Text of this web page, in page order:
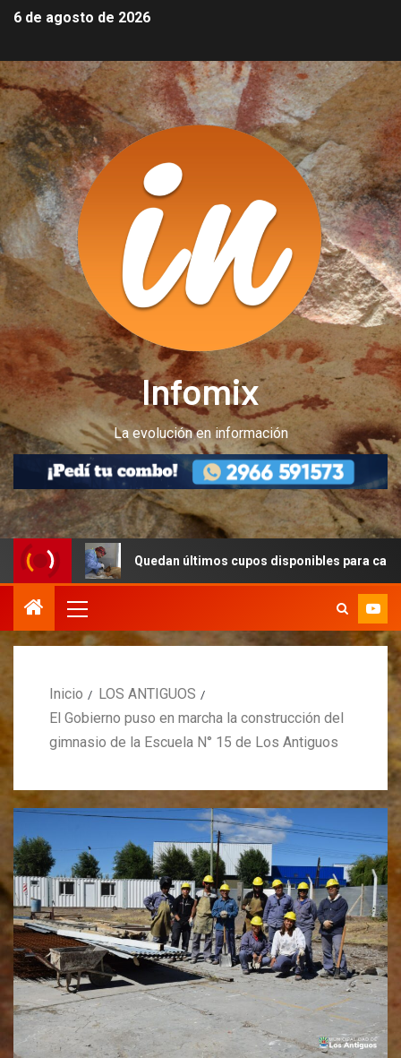
6 de agosto de 2026
Infomix
La evolución en información
Quedan últimos cupos disponibles para castraciones
Inicio
LOS ANTIGUOS
El Gobierno puso en marcha la construcción del
gimnasio de la Escuela N° 15 de Los Antiguos